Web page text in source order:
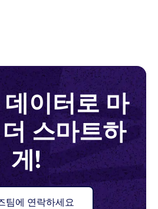
보보호법, 정책, 가이드라
이터를 주입하고 다른 데
의 비즈니스 로직에 따라
인 인사이트를 제공합니
개인정보보호 중심으로
수 있도록 지원합니다.
내 독보적인 개인정보보
습니다. 획기적인 머신러
문성으로 새로운 디지털 생
준을 세웠습니다.
터를 측정, 분석, 보강하
는 일이 전문입니다. 저희
급하는 법, 여러 채널과
이터로 마
스마트하
게!
팀에 연락하세요